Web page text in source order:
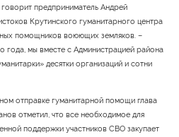
предприниматель Андрей
Крутинского гуманитарного центра
помощников воюющих земляков. –
года, мы вместе с Администрацией района
десятки организаций и сотни
отправке гуманитарной помощи глава
отметил, что все необходимое для
поддержки участников СВО закупает